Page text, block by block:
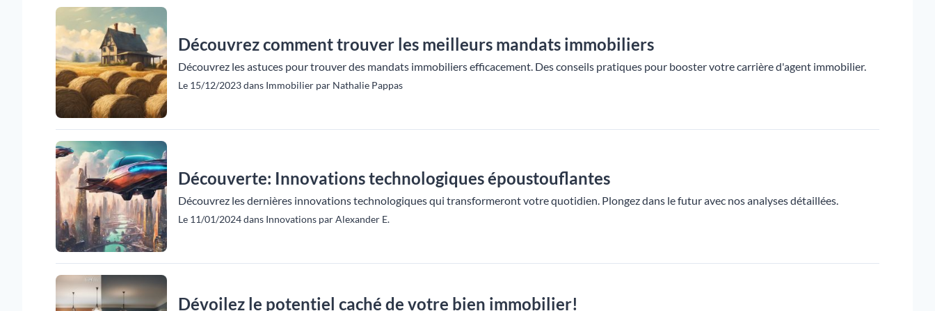
Découvrez comment trouver les meilleurs mandats immobiliers
Découvrez les astuces pour trouver des mandats immobiliers efficacement. Des conseils pratiques pour booster votre carrière d'agent immobilier.
Le 15/12/2023 dans Immobilier par Nathalie Pappas
Découverte: Innovations technologiques époustouflantes
Découvrez les dernières innovations technologiques qui transformeront votre quotidien. Plongez dans le futur avec nos analyses détaillées.
Le 11/01/2024 dans Innovations par Alexander E.
Dévoilez le potentiel caché de votre bien immobilier!